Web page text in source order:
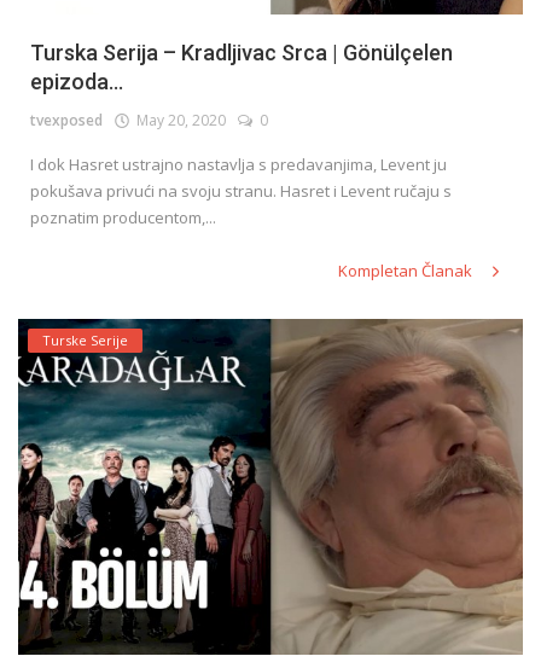
Turska Serija – Kradljivac Srca | Gönülçelen
epizoda...
tvexposed May 20, 2020 0
I dok Hasret ustrajno nastavlja s predavanjima, Levent ju
pokušava privući na svoju stranu. Hasret i Levent ručaju s
poznatim producentom,...
Kompletan Članak
Turske Serije